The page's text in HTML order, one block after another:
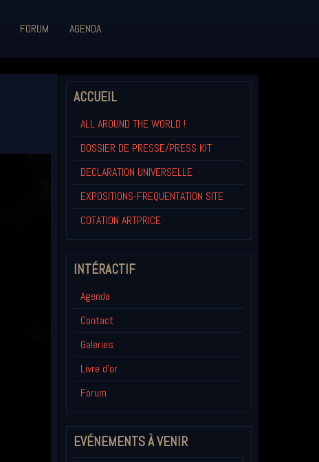
FORUM AGENDA
ACCUEIL
ALL AROUND THE WORLD !
DOSSIER DE PRESSE/PRESS KIT
DECLARATION UNIVERSELLE
EXPOSITIONS-FREQUENTATION SITE
COTATION ARTPRICE
INTÉRACTIF
Agenda
Contact
Galeries
Livre d'or
Forum
EVÉNEMENTS À VENIR